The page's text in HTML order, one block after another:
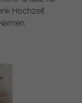
Hochzeit